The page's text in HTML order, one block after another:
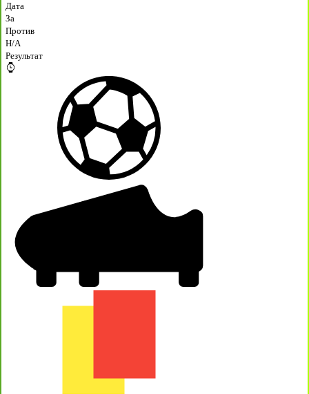
Дата
За
Против
H/A
Результат